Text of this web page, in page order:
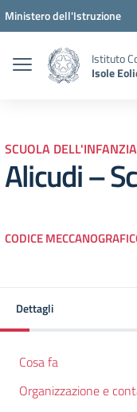
Vai ai contenuti
Vai al menu di navigazione
Vai al footer
Ministero dell'Istruzione
Istituto
Isole
SCUOLA DELL'INFANZIA
Alicudi –
CODICE
Dettagli
Cosa fa
Organizzazione e